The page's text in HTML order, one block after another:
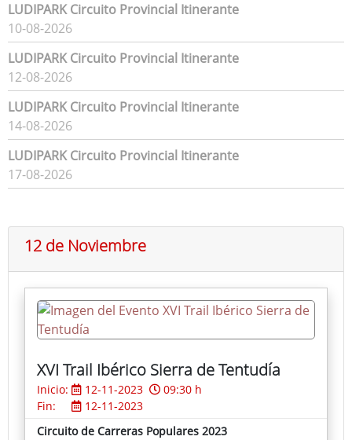
LUDIPARK Circuito Provincial Itinerante
10-08-2026
LUDIPARK Circuito Provincial Itinerante
12-08-2026
LUDIPARK Circuito Provincial Itinerante
14-08-2026
LUDIPARK Circuito Provincial Itinerante
17-08-2026
12 de Noviembre
XVI Trail Ibérico Sierra de Tentudía
Inicio: 12-11-2023
09:30 h
Fin:
12-11-2023
Circuito de Carreras Populares 2023